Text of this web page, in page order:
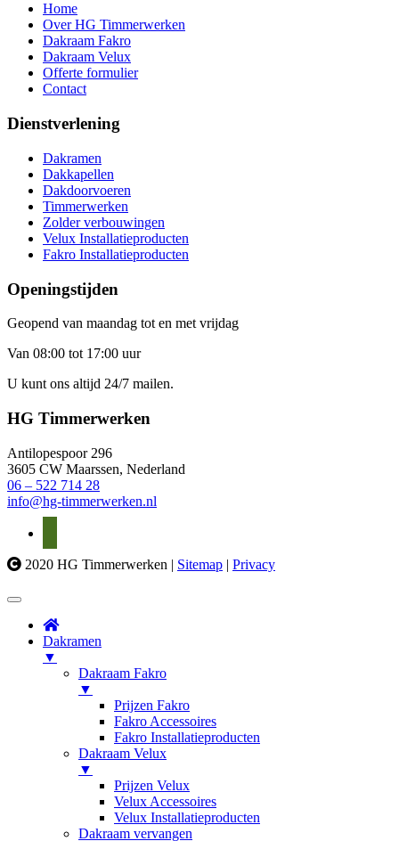
Home
Over HG Timmerwerken
Dakraam Fakro
Dakraam Velux
Offerte formulier
Contact
Dienstverlening
Dakramen
Dakkapellen
Dakdoorvoeren
Timmerwerken
Zolder verbouwingen
Velux Installatieproducten
Fakro Installatieproducten
Openingstijden
Geopend van maandag tot en met vrijdag
Van 08:00 tot 17:00 uur
U kunt ons altijd 24/7 mailen.
HG Timmerwerken
Antilopespoor 296
3605 CW Maarssen, Nederland
06 – 522 714 28
info@hg-timmerwerken.nl
2020 HG Timmerwerken | Sitemap | Privacy
Dakramen
▼
Dakraam Fakro
▼
Prijzen Fakro
Fakro Accessoires
Fakro Installatieproducten
Dakraam Velux
▼
Prijzen Velux
Velux Accessoires
Velux Installatieproducten
Dakraam vervangen